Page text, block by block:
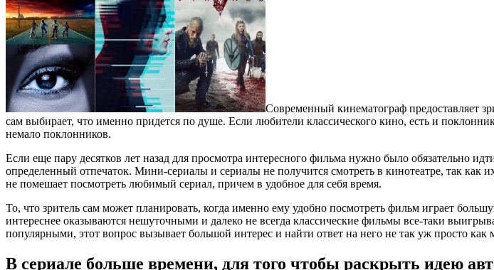
Современный кинематограф предоставляет
сам выбирает, что именно придется по душе. Если любители классического кино, есть и
немало поклонников.
Если еще пару десятков лет назад для просмотра интересного фильма нужно было обязательно
определенный отпечаток. Мини-сериалы и сериалы не получится смотреть в кинотеатре, так как
не помешает посмотреть любимый сериал, причем в удобное для себя время.
То, что зритель сам может планировать, когда именно ему удобно посмотреть фильм играет
интереснее оказываются нешуточными и далеко не всегда классические фильмы все-таки
популярными, этот вопрос вызывает большой интерес и найти ответ на него не так уж просто как
В сериале больше времени, для того чтобы раскрыть идею